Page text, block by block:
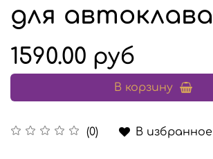
для автоклава
(0) В избранное
1590.00 руб
В корзину